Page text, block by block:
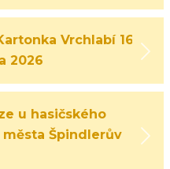
Vrchlabí 16.
2026
u hasičského
města Špindlerův